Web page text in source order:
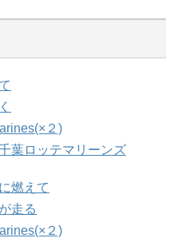
２)
ロッテマリーンズ
燃えて
走る
２)